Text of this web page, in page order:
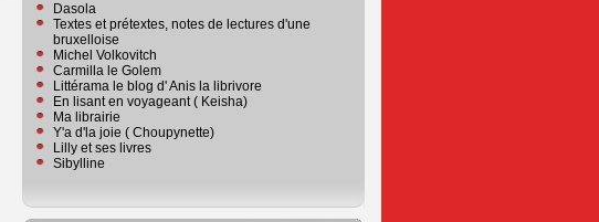
Dasola
Textes et prétextes, notes de lectures d'une
bruxelloise
Michel Volkovitch
Carmilla le Golem
Littérama le blog d' Anis la librivore
En lisant en voyageant ( Keisha)
Ma librairie
Y'a d'la joie ( Choupynette)
Lilly et ses livres
Sibylline